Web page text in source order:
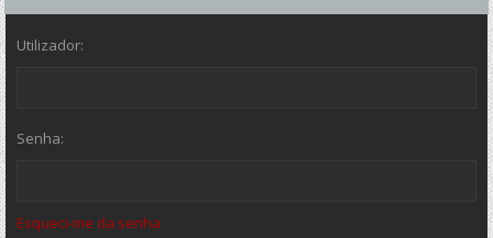
Utilizador:
Senha:
Esqueci-me da senha